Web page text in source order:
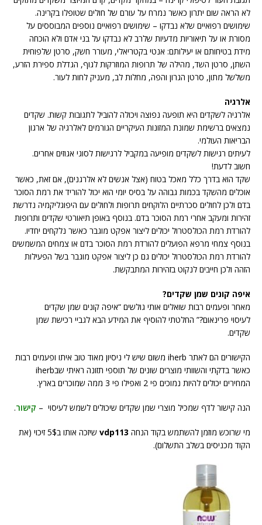
לא הראה שום יתרון כאשר נמרח על עורם של חולים שטופלו בקרינה.
שימושים רפואיים שלא נבדקו – שימושים רפואיים נוספים המבוססים על
מסורת או על תיאוריות מדעיות שלרב לא נבדקו על בני אדם ולא הוכחה
מידת בטיחותם או יעילותם: אנטי בקטריאלי, מעורר חשק, סרטן שלפוחית
השתן, סרטן השד, מהילה של תרופות המוזרקות לגוף, הגדלת ספירת הזרע,
משלשל מתון, סרטן הגרון והפה, מחלות לב, מעניק לחות לעור.
אלרגיה
אלרגיה לשקדים היא תופעה נפוצה ויכולה להוביל לתגובות קשות. שקדים
נמצאים ברשימת שמונת המזונות העיקריים הגורמים לאלרגיה של ארגון
הבריאות העולמי.
לעיתים רגישות לשקדים מופיעה במקביל לרגישות לסוגי אגוזים אחרים.
חשוב לדעת!
שקד הוא בדרך כלל מאכל בטוח (אצל אנשים לא אלרגנים), אם זאת, כאשר
אוכלים מהשקד בכמות גבוהה על בסיס יומי הוא יכול להוריד את רמת הסוכר
בדם ולכן לחולים סכרתיים הלוקחים תרופות ולחולים עם היפוגליקמיה נדרשת
זהירות ומעקב אחרי רמת הסוכר בדם. בנוסף באופן תיאורטי שקדים ותרופות
להורדת רמת הכולסטרול יכולים ליצור אפקט מוגבר כאשר נלקחים יחדיו.
בנוסף צמחי מרפא הפועלים להורדת רמת הסוכר בדם או צמחים המשמשים
להורדת רמת הכולסטרול יכולים גם כן ליצור אפקט מוגבר בשל הפעילות
הזהה ולכן חייבים לנקוט בזהירות המתבקשת.
איפה קונים שמן שקדים?
מאחר ופעמים רבות שואלים אותי גולשים “איפה קונים שמן שקדים
לעיסוי פרינאום?” החלטתי להוסיף את המידע הבא לגביי רכישת שמן
שקדים.
הקישורים הם לאתר iherb משום שיש לי ניסיון מאוד טוב איתו ופעמים רבות
כאשר בדקתי והשוותי מוצרים שונים של תוספי תזונה ראיתי שבiherb
המחירים יכולים להיות נמוכים פי 2 ואפילו פי 3 ממה שמוכרים בארץ.
הנה קישור לדף שמכיל מוצרי שמן שקדים שיכולים לשמש לעיסוי – קישור.
מי שרוכש מוזמן להשתמש בקוד הנחה vdp113
שיזכה אותו ב5$ זיכוי (את
הקוד מכניסים בשלב התשלום).